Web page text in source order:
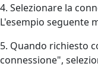
4. Selezionare la
L'esempio seguente
5. Quando richiesto
connessione",